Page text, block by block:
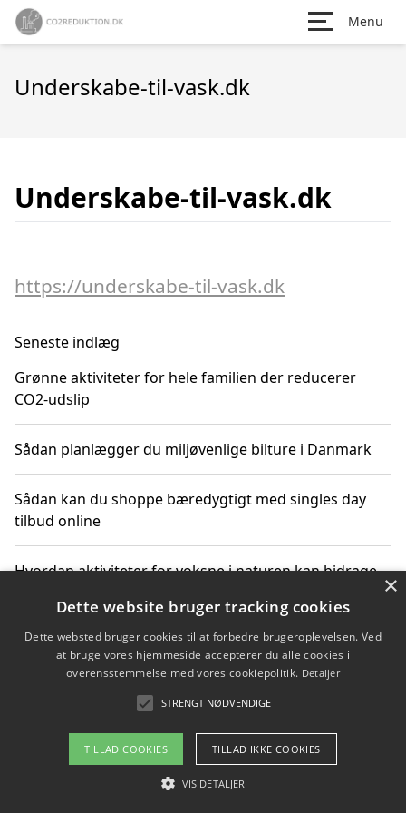
Menu
Underskabe-til-vask.dk
Underskabe-til-vask.dk
https://underskabe-til-vask.dk
Seneste indlæg
Grønne aktiviteter for hele familien der reducerer
CO2-udslip
Sådan planlægger du miljøvenlige bilture i Danmark
Sådan kan du shoppe bæredygtigt med singles day
tilbud online
Hvordan aktiviteter for voksne i naturen kan bidrage
Sådan planlægger du dine vigtige datoer for CO2-
reduktion
Copyright 2026 - Pilanto Aps
Om / kontakt
×
Dette website bruger tracking cookies
Dette websted bruger cookies til at forbedre brugeroplevelsen. Ved
at bruge vores hjemmeside accepterer du alle cookies i
overensstemmelse med vores cookiepolitik. Detaljer
STRENGT NØDVENDIGE
TILLAD COOKIES TILLAD IKKE COOKIES
VIS DETALJER